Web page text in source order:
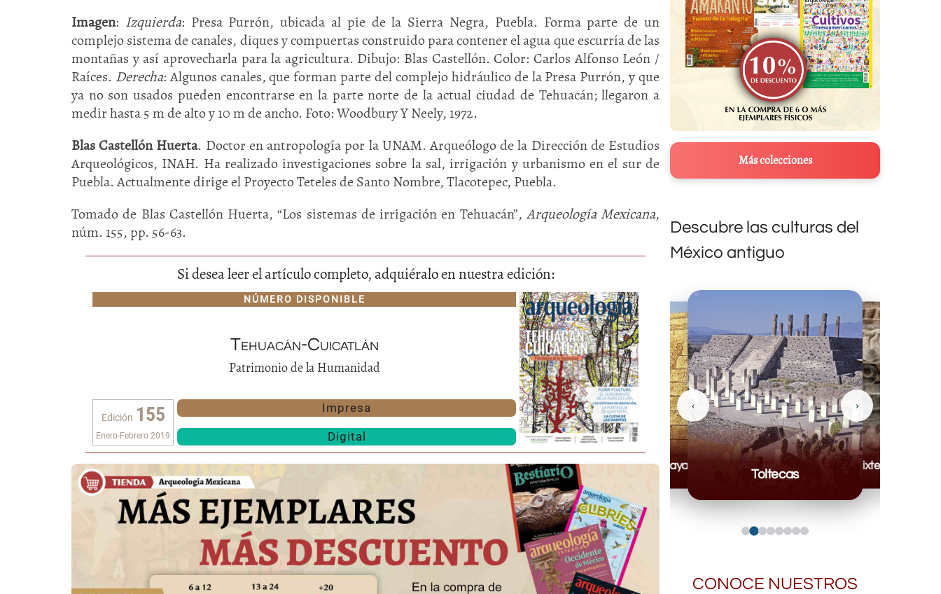
Imagen: Izquierda: Presa Purrón, ubicada al pie de la Sierra Negra, Puebla. Forma parte de un
complejo sistema de canales, diques y compuertas construido para contener el agua que escurría de las
montañas y así aprovecharla para la agricultura. Dibujo: Blas Castellón. Color: Carlos Alfonso León /
Raíces. Derecha: Algunos canales, que forman parte del complejo hidráulico de la Presa Purrón, y que
ya no son usados pueden encontrarse en la parte norte de la actual ciudad de Tehuacán; llegaron a
medir hasta 5 m de alto y 10 m de ancho. Foto: Woodbury Y Neely, 1972.
Blas Castellón Huerta. Doctor en antropología por la UNAM. Arqueólogo de la Dirección de Estudios
Arqueológicos, INAH. Ha realizado investigaciones sobre la sal, irrigación y urbanismo en el sur de
Puebla. Actualmente dirige el Proyecto Teteles de Santo Nombre, Tlacotepec, Puebla.
Tomado de Blas Castellón Huerta, “Los sistemas de irrigación en Tehuacán”, Arqueología Mexicana,
núm. 155, pp. 56-63.
Si desea leer el artículo completo, adquiéralo en nuestra edición:
NÚMERO DISPONIBLE
Tehuacán-Cuicatlán
Patrimonio de la Humanidad
Edición 155
Enero-Febrero 2019
Impresa
Digital
Más colecciones
Descubre las culturas del
México antiguo
Mayas
Toltecas
Mixteca
Huasteca
‹ ›
CONOCE NUESTROS